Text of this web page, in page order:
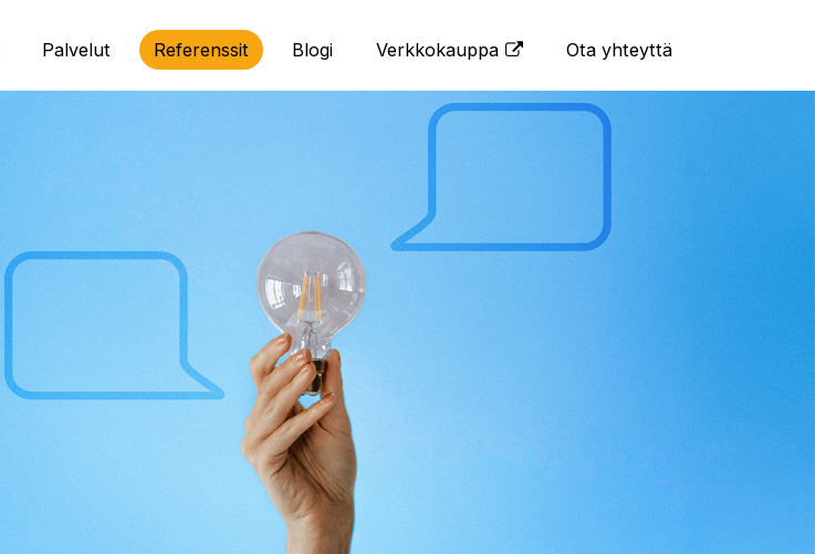
Palvelut Referenssit Blogi Verkkokauppa Ota yhteyttä